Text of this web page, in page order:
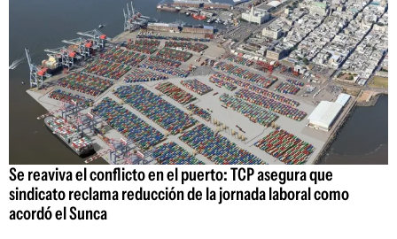
Se reaviva el conflicto en el puerto: TCP asegura que
sindicato reclama reducción de la jornada laboral como
acordó el Sunca